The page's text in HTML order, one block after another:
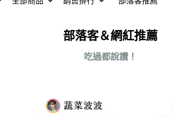
部落客＆網紅推薦
吃過都說讚！